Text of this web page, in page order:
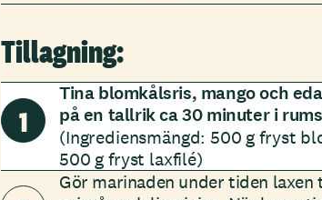
Tillagning:
1
Tina blomkålsris, mango och
på en tallrik ca 30 minuter i
(Ingrediensmängd: 500 g fryst
500 g fryst laxfilé)
Gör marinaden under tiden